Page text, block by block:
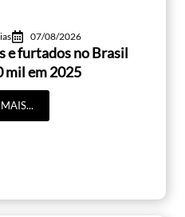
07/08/2026
e furtados no Brasil
mil em 2025